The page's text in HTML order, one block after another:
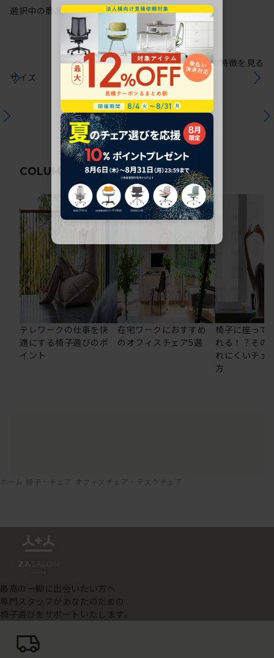
選択中の商品情報保証注意事項
サイズ
シリーズの特徴を見る
COLUMN 関連コラム
テレワークの仕事を快
適にする椅子選びのポ
イント
在宅ワークにおすすめ
のオフィスチェア5選
椅子に座って
れる！？その
れにくいチェ
方
ホーム 椅子・チェア オフィスチェア・デスクチェア
最高の一脚に出会いたい方へ
専門スタッフがあなたのための
椅子選びをサポートいたします。